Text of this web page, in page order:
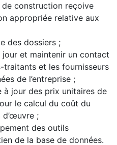
de construction reçoive
appropriée relative aux
des dossiers ;
jour et maintenir un contact
traitants et les fournisseurs
de l’entreprise ;
à jour des prix unitaires de
le calcul du coût du
d’œuvre ;
des outils
de la base de données.